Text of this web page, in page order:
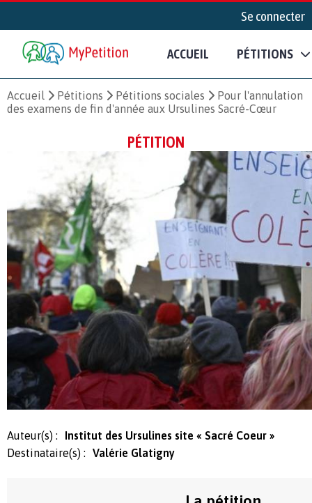
Se connecter
ACCUEIL PÉTITIONS
Accueil Pétitions Pétitions sociales
Pour l'annulation
des examens de fin d'année aux Ursulines Sacré-Cœur
PÉTITION
Auteur(s) :
Institut des Ursulines site « Sacré Coeur »
Destinataire(s) :
Valérie Glatigny